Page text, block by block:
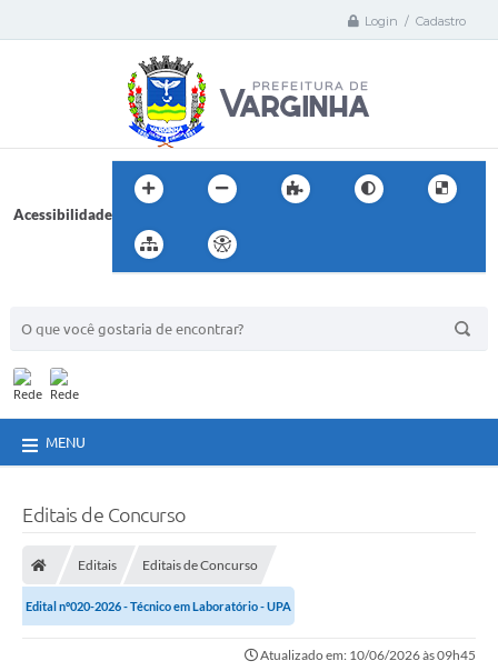
Login / Cadastro
Acessibilidade
MENU
Editais de Concurso
Editais Editais de Concurso
Edital nº020-2026 - Técnico em Laboratório - UPA
Atualizado em: 10/06/2026 às 09h45